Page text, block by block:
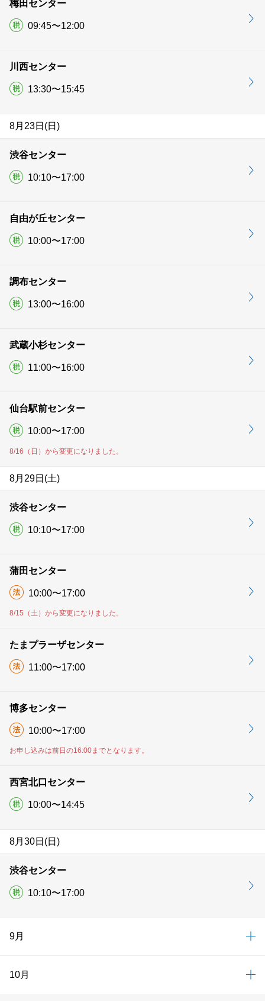
梅田センター
09:45〜12:00
川西センター
13:30〜15:45
8月23日(日)
渋谷センター
10:10〜17:00
自由が丘センター
10:00〜17:00
調布センター
13:00〜16:00
武蔵小杉センター
11:00〜16:00
仙台駅前センター
10:00〜17:00
8/16（日）から変更になりました。
8月29日(土)
渋谷センター
10:10〜17:00
蒲田センター
10:00〜17:00
8/15（土）から変更になりました。
たまプラーザセンター
11:00〜17:00
博多センター
10:00〜17:00
お申し込みは前日の16:00までとなります。
西宮北口センター
10:00〜14:45
8月30日(日)
渋谷センター
10:10〜17:00
9月
10月